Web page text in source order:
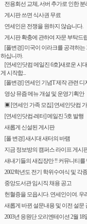
전용회선 교체, 서버 추가로 인한
게시판 쓰면 식사권 무료
연세인은 전쟁을 원하지 않습니다.
게시판 확충에 관하여 자문 부탁드
[폴변경] 미국이 이라크를 공격하
하십니까.
[연세인닷컴 메일진 6호]새로운 시
게 시작합...
[폴변경] 연세인 기념T 제작 관련
영상 뮤즘 메뉴 개설 및 운영기획안
▣ [연세인 가족 모집] 연세인닷컴
[연세인닷컴-레터] 메일진 5호 발행
새롭게 신설된 게시판
[폴 변경] 새시대 새터의 바램
지금 정보방의 캠퍼스 라이프 게시
새내기들의 새집장만 !! 커뮤니티를
2002학년도 전기 학위수여식 및 각
중앙도서관 임시직 채용 공고
헌혈증을 모읍시다. 연세인이여. 우
새롭게 바뀐 설문내용 및 이전 설문
2003년 응원단 오리엔테이션 2월 18